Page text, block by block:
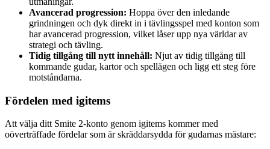
Avancerad progression: Hoppa över den inledande
grindningen och dyk direkt in i tävlingsspel med konton som
har avancerad progression, vilket låser upp nya världar av
strategi och tävling.
Tidig tillgång till nytt innehåll: Njut av tidig tillgång till
kommande gudar, kartor och spellägen och ligg ett steg före
motståndarna.
Fördelen med igitems
Att välja ditt Smite 2-konto genom igitems kommer med
oöverträffade fördelar som är skräddarsydda för gudarnas mästare: